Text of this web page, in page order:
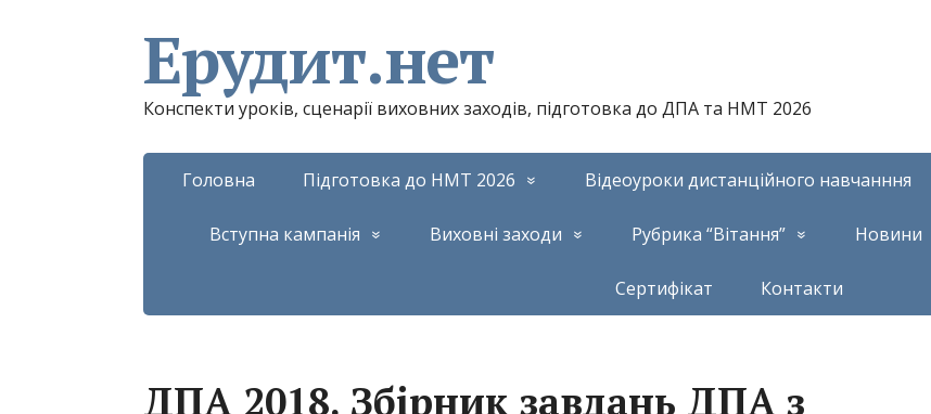
Ерудит.нет
Конспекти уроків, сценарії виховних заходів, підготовка до ДПА та НМТ 2026
Головна Підготовка до НМТ 2026 Відеоуроки дистанційного навчанння
Вступна кампанія Виховні заходи Рубрика “Вітання” Новини
Сертифікат Контакти
ДПА 2018. Збірник завдань ДПА з